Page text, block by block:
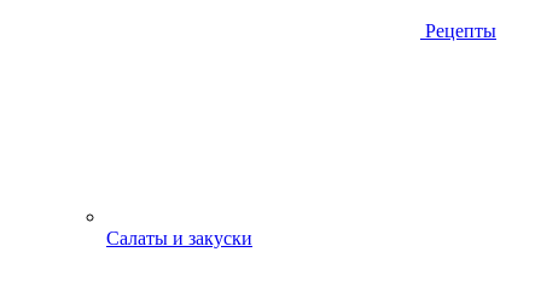
Рецепты
Салаты и закуски